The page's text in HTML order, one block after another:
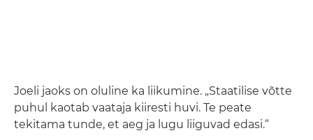
Joeli jaoks on oluline ka liikumine. „Staatilise võtte
puhul kaotab vaataja kiiresti huvi. Te peate
tekitama tunde, et aeg ja lugu liiguvad edasi.“